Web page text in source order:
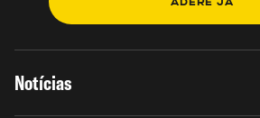
Notícias